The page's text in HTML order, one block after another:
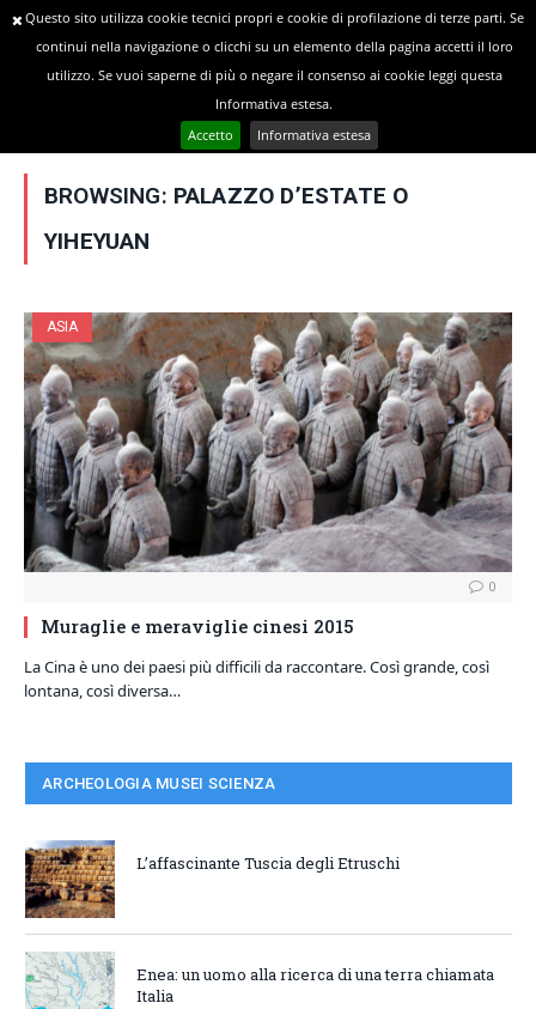
Posts Tagged "Palazzo d’Estate o Yiheyuan"
BROWSING: PALAZZO D’ESTATE O
YIHEYUAN
ASIA
0
Muraglie e meraviglie cinesi 2015
La Cina è uno dei paesi più difficili da raccontare. Così grande, così
lontana, così diversa…
ARCHEOLOGIA MUSEI SCIENZA
L’affascinante Tuscia degli Etruschi
Enea: un uomo alla ricerca di una terra chiamata
Italia
Questo sito utilizza cookie tecnici propri e cookie di profilazione di terze parti. Se
continui nella navigazione o clicchi su un elemento della pagina accetti il loro
utilizzo. Se vuoi saperne di più o negare il consenso ai cookie leggi questa
Informativa estesa.
Accetto
Informativa estesa